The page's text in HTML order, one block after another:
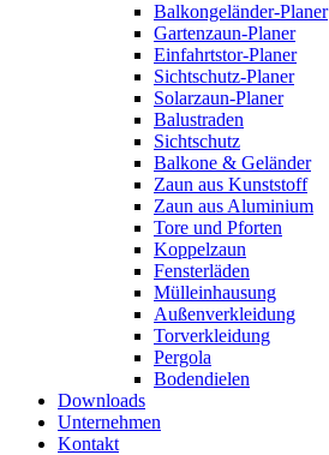
Balkongeländer-Planer
Gartenzaun-Planer
Einfahrtstor-Planer
Sichtschutz-Planer
Solarzaun-Planer
Balustraden
Sichtschutz
Balkone & Geländer
Zaun aus Kunststoff
Zaun aus Aluminium
Tore und Pforten
Koppelzaun
Fensterläden
Mülleinhausung
Außenverkleidung
Torverkleidung
Pergola
Bodendielen
Downloads
Unternehmen
Kontakt